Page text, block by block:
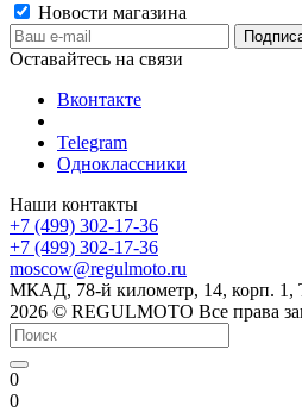
Новости магазина
Оставайтесь на связи
Вконтакте
Telegram
Одноклассники
Наши контакты
+7 (499) 302-17-36
+7 (499) 302-17-36
moscow@regulmoto.ru
МКАД, 78-й километр, 14, корп.
2026 © REGULMOTO Все права
0
0